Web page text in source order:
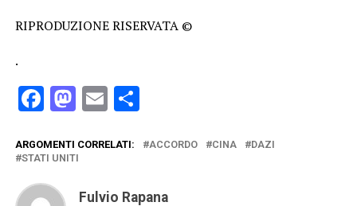
RIPRODUZIONE RISERVATA ©
.
Facebook
Mastodon
EmailCondividi
ARGOMENTI CORRELATI: ACCORDO CINA
DAZI
STATI UNITI
Fulvio Rapana